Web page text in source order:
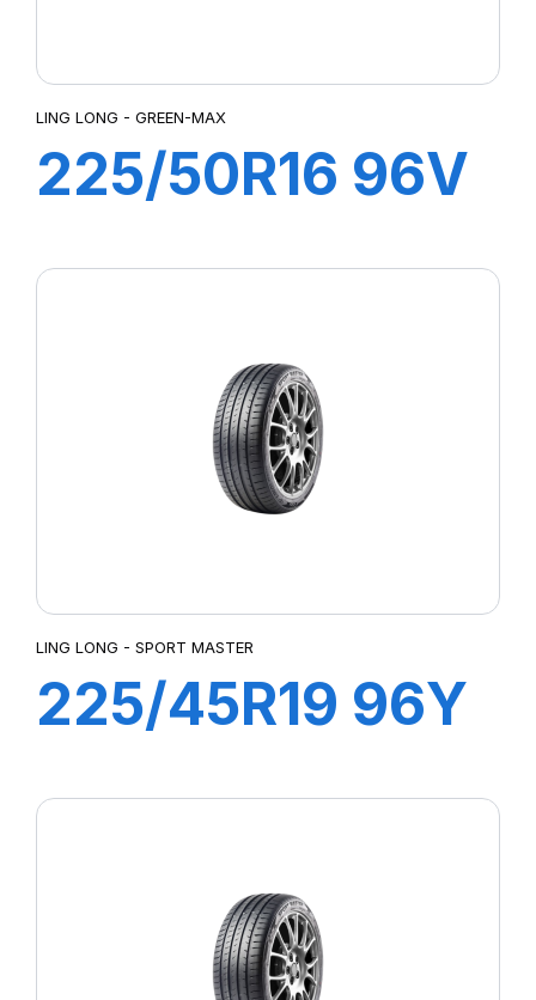
LING LONG - GREEN-MAX
225/50R16 96V
LING LONG - SPORT MASTER
225/45R19 96Y